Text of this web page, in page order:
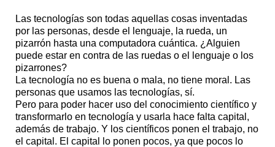
Las tecnologías son todas aquellas cosas inventadas
por las personas, desde el lenguaje, la rueda, un
pizarrón hasta una computadora cuántica. ¿Alguien
puede estar en contra de las ruedas o el lenguaje o los
pizarrones?
La tecnología no es buena o mala, no tiene moral. Las
personas que usamos las tecnologías, sí.
Pero para poder hacer uso del conocimiento científico y
transformarlo en tecnología y usarla hace falta capital,
además de trabajo. Y los científicos ponen el trabajo, no
el capital. El capital lo ponen pocos, ya que pocos lo